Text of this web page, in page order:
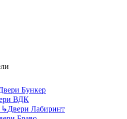
Бункер
ВДК
↳Двери Лабиринт